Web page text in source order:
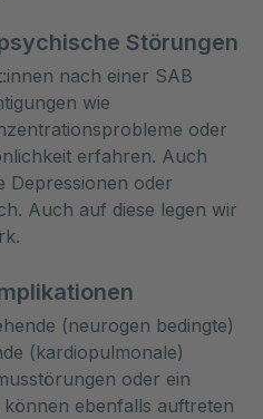
Störungen
nach einer SAB
wie
oder
erfahren. Auch
Depressionen oder
Auch auf diese legen wir
(neurogen bedingte)
(kardiopulmonale)
oder ein
ebenfalls auftreten